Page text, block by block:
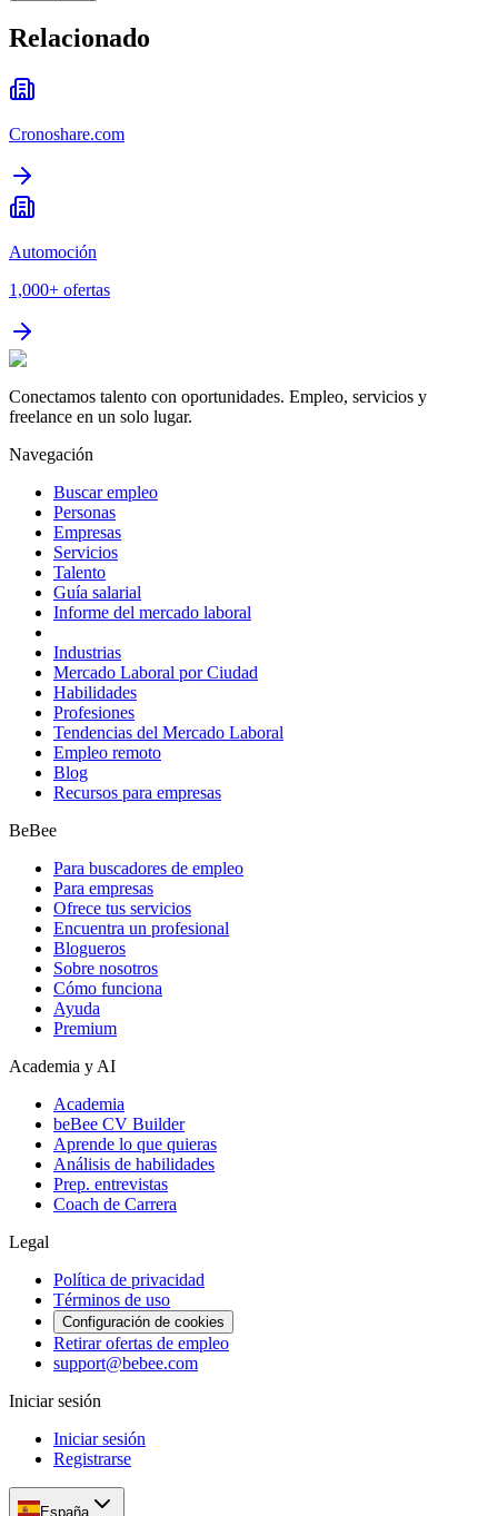
Relacionado
Cronoshare.com
Automoción
1,000+ ofertas
Conectamos talento con oportunidades. Empleo, servicios y
freelance en un solo lugar.
Navegación
Buscar empleo
Personas
Empresas
Servicios
Talento
Guía salarial
Informe del mercado laboral
Industrias
Mercado Laboral por Ciudad
Habilidades
Profesiones
Tendencias del Mercado Laboral
Empleo remoto
Blog
Recursos para empresas
BeBee
Para buscadores de empleo
Para empresas
Ofrece tus servicios
Encuentra un profesional
Blogueros
Sobre nosotros
Cómo funciona
Ayuda
Premium
Academia y AI
Academia
beBee CV Builder
Aprende lo que quieras
Análisis de habilidades
Prep. entrevistas
Coach de Carrera
Legal
Política de privacidad
Términos de uso
Configuración de cookies
Retirar ofertas de empleo
support@bebee.com
Iniciar sesión
Iniciar sesión
Registrarse
España